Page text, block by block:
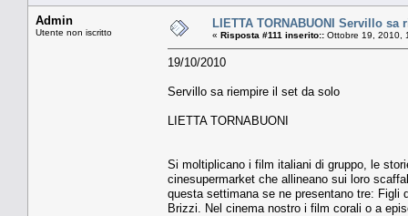
Admin
Utente non iscritto
LIETTA TORNABUONI Servillo
« Risposta #111 inserito:: Ottobre 19, 2010,
19/10/2010
Servillo sa riempire il set da solo
LIETTA TORNABUONI
Si moltiplicano i film italiani di gruppo, le
cinesupermarket che allineano sui loro
questa settimana se ne presentano tre: Figli
Brizzi. Nel cinema nostro i film corali o a